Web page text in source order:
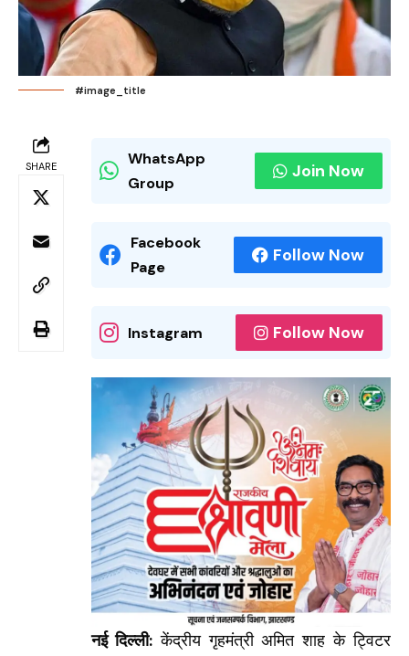
#image_title
SHARE
WhatsApp
Group
Join Now
Facebook
Page
Follow Now
Instagram Follow Now
नई दिल्ली:केंद्रीय गृहमंत्री अमित शाह के ट्विटर